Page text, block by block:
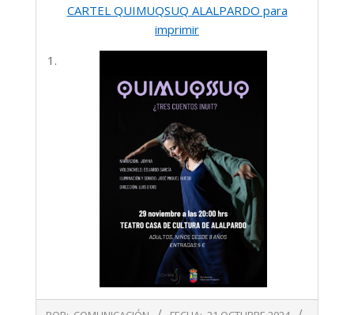
CARTEL QUIMUQSUQ ALALPARDO para
imprimir